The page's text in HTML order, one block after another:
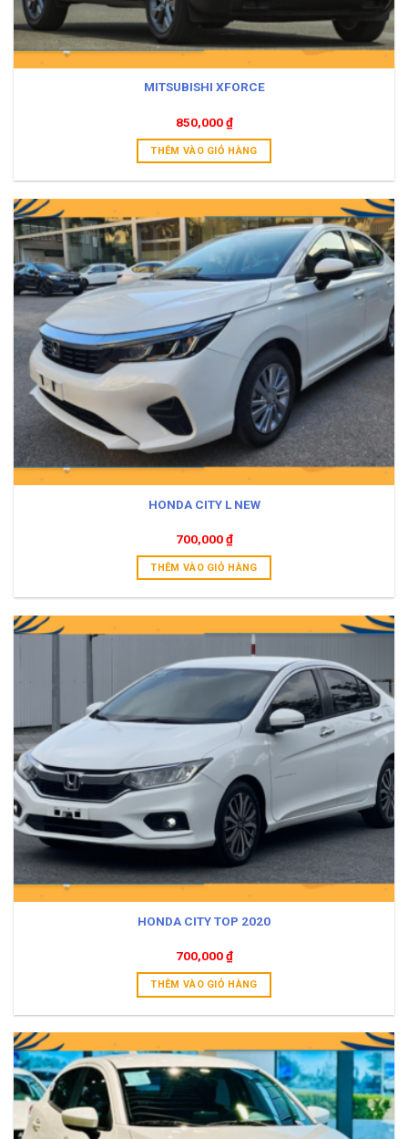
MITSUBISHI XFORCE
850,000₫
THÊM VÀO GIỎ HÀNG
HONDA CITY L NEW
700,000₫
THÊM VÀO GIỎ HÀNG
HONDA CITY TOP 2020
700,000₫
THÊM VÀO GIỎ HÀNG